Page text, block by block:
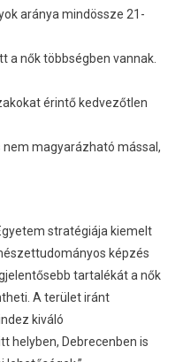
aránya mindössze 21-
a nők többségben vannak.
érintő kedvezőtlen
nem magyarázható mással,
stratégiája kiemelt
képzés
tartalékát a nők
A terület iránt
kiváló
helyben, Debrecenben is